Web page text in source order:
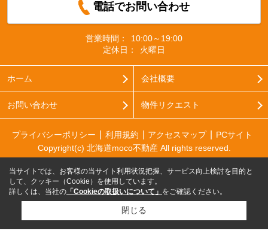
電話でお問い合わせ
営業時間：
10:00～19:00
定休日：
火曜日
ホーム 会社概要
お問い合わせ 物件リクエスト
プライバシーポリシー 利用規約 アクセスマップ
PCサイト
Copyright(c) 北海道moco不動産 All rights reserved.
当サイトでは、お客様の当サイト利用状況把握、サービス向上検討を目的と
して、クッキー（Cookie）を使用しています。
詳しくは、当社の 「Cookieの取扱いについて」 をご確認ください。
閉じる